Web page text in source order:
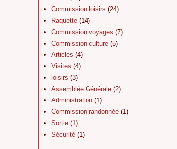
Commission loisirs (24)
Raquette (14)
Commission voyages (7)
Commission culture (5)
Articles (4)
Visites (4)
loisirs (3)
Assemblée Générale (2)
Administration (1)
Commission randonnée (1)
Sortie (1)
Sécurité (1)